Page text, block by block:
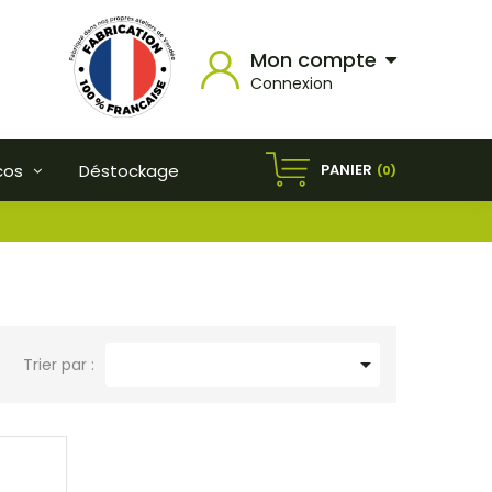
Mon compte
Connexion
Déstockage PANIER (0)

Trier par :